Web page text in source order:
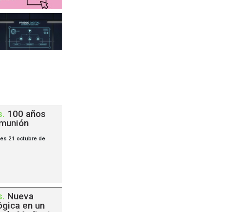
. 100 años
21 octubre de
. Nueva
en un